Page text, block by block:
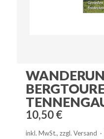
10,50€
inkl. MwSt., zzgl. Versand ·